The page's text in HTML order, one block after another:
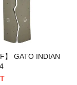
】 GATO INDIAN